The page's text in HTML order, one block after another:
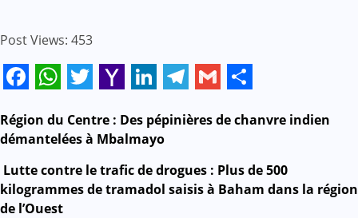
Post Views: 453
Mail
Navigation
l’article
Région du Centre : Des pépinières de chanvre indien
démantelées à Mbalmayo
Lutte contre le trafic de drogues : Plus de 500
kilogrammes de tramadol saisis à Baham dans la région
de l’Ouest